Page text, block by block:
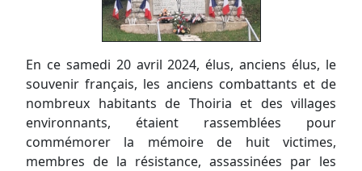
En ce samedi 20 avril 2024, élus, anciens élus, le
souvenir français, les anciens combattants et de
nombreux habitants de Thoiria et des villages
environnants, étaient rassemblées pour
commémorer la mémoire de huit victimes,
membres de la résistance, assassinées par les